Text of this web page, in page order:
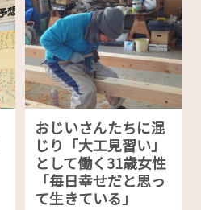
おじいさんたちに混
じり「大工見習い」
として働く31歳女性
「毎日幸せだと思っ
て生きている」